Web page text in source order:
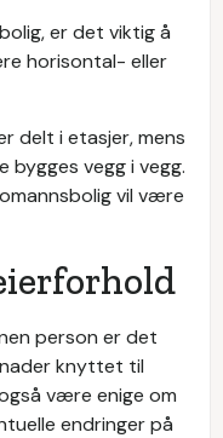
er det viktig å
horisontal- eller
delt i etasjer, mens
vegg i vegg.
vil være
person er det
knyttet til
være enige om
endringer på